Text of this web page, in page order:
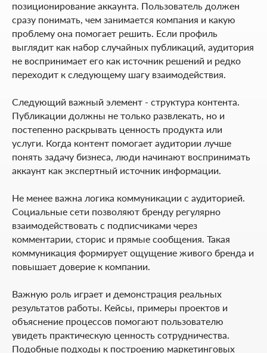
позиционирование аккаунта. Пользователь должен
сразу понимать, чем занимается компания и какую
проблему она помогает решить. Если профиль
выглядит как набор случайных публикаций, аудитория
не воспринимает его как источник решений и редко
переходит к следующему шагу взаимодействия.
Следующий важный элемент - структура контента.
Публикации должны не только развлекать, но и
постепенно раскрывать ценность продукта или
услуги. Когда контент помогает аудитории лучше
понять задачу бизнеса, люди начинают воспринимать
аккаунт как экспертный источник информации.
Не менее важна логика коммуникации с аудиторией.
Социальные сети позволяют бренду регулярно
взаимодействовать с подписчиками через
комментарии, сторис и прямые сообщения. Такая
коммуникация формирует ощущение живого бренда и
повышает доверие к компании.
Важную роль играет и демонстрация реальных
результатов работы. Кейсы, примеры проектов и
объяснение процессов помогают пользователю
увидеть практическую ценность сотрудничества.
Подобные подходы к построению маркетинговых